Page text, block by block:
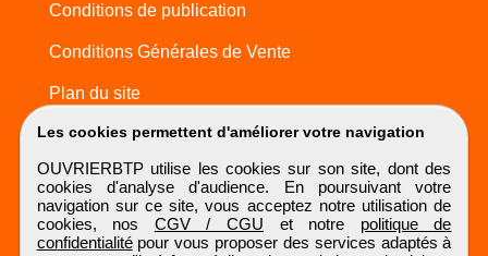
Les cookies permettent d'améliorer votre navigation
OUVRIERBTP utilise les cookies sur son site, dont des
cookies d'analyse d'audience. En poursuivant votre
navigation sur ce site, vous acceptez notre utilisation de
cookies, nos CGV / CGU et notre politique de
confidentialitépour vous proposer des services adaptés à
Conditions de publication
Conditions Générales de Vente
Plan du site